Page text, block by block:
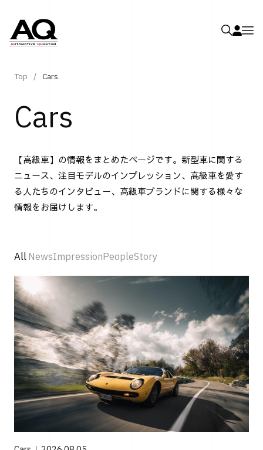
Top Cars
Cars
【高級車】の情報をまとめたページです。新型車に関する
ニュース、注目モデルのインプレッション、高級車を愛す
る人たちのインタビュー、高級車ブランドに関する様々な
情報をお届けします。
AllNewsImpressionPeopleStory